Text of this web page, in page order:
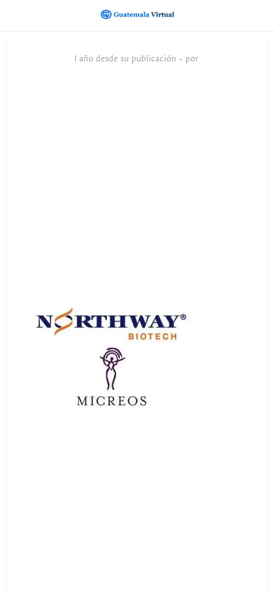
1 año desde su publicación por